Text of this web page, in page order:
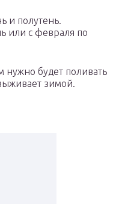
и полутень.
или с февраля по
нужно будет поливать
зимой.